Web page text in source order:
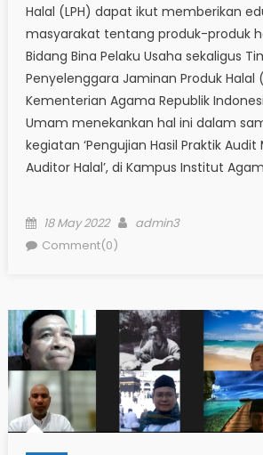
Halal (LPH) dapat ikut memberikan
masyarakat tentang produk-produk
Bidang Bina Pelaku Usaha sekaligus
Penyelenggara Jaminan Produk Halal
Kementerian Agama Republik
Umam menekankan hal ini dalam
kegiatan ‘Pengujian Hasil Praktik Audit
Auditor Halal’, di Kampus Institut
Posted
on
18 May 2022 Author
admin3
Comment(0)